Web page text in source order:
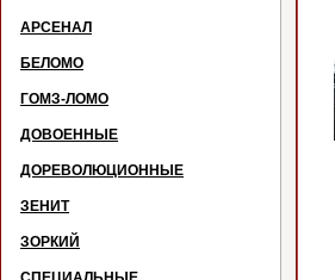
АРСЕНАЛ
БЕЛОМО
ГОМЗ-ЛОМО
ДОВОЕННЫЕ
ДОРЕВОЛЮЦИОННЫЕ
ЗЕНИТ
ЗОРКИЙ